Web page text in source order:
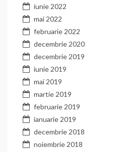
iunie 2022
mai 2022
februarie 2022
decembrie 2020
decembrie 2019
iunie 2019
mai 2019
martie 2019
februarie 2019
ianuarie 2019
decembrie 2018
noiembrie 2018